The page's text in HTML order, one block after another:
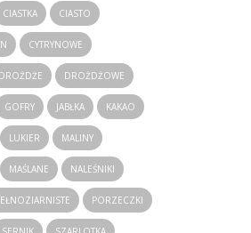
CIASTKA CIASTO
CYTRYNOWE
DROŻDŻE DROŻDŻOWE
GOFRY JABŁKA KAKAO
LUKIER MALINY
MAŚLANE NALEŚNIKI
PORZECZKI